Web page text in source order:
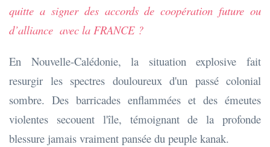
quitte a signer des accords de coopération future ou
d’alliance avec la FRANCE ?
En Nouvelle-Calédonie, la situation explosive fait
resurgir les spectres douloureux d'un passé colonial
sombre. Des barricades enflammées et des émeutes
violentes secouent l'île, témoignant de la profonde
blessure jamais vraiment pansée du peuple kanak.